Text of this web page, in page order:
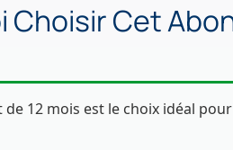
Choisir Cet
12 mois est le choix idéal